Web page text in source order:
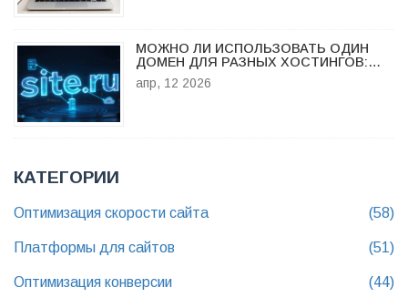
МОЖНО ЛИ ИСПОЛЬЗОВАТЬ ОДИН
ДОМЕН ДЛЯ РАЗНЫХ ХОСТИНГОВ:
СПОСОБЫ И НЮАНСЫ
апр, 12 2026
КАТЕГОРИИ
Оптимизация скорости сайта (58)
Платформы для сайтов (51)
Оптимизация конверсии (44)